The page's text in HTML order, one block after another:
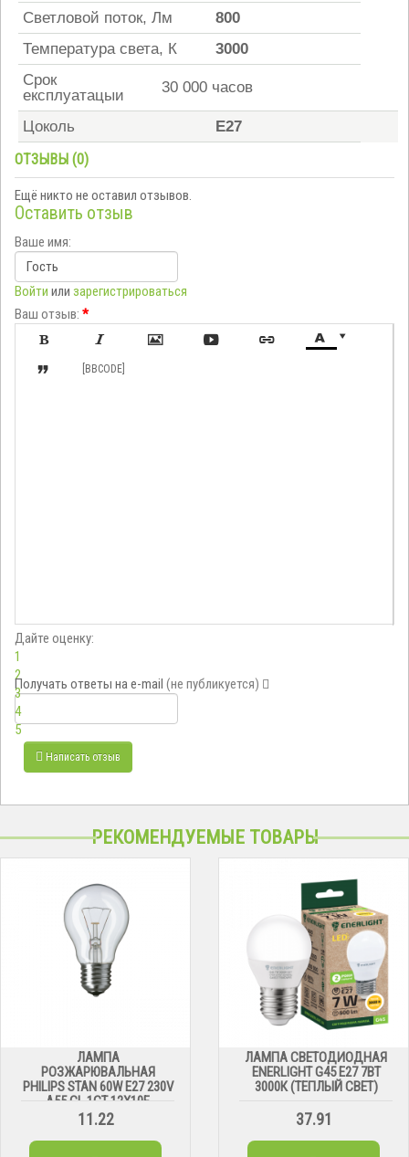
Светловой поток, Лм
800
Температура света, К
3000
Срок
експлуатацыи
30 000 часов
Цоколь
E27
ОТЗЫВЫ (0)
Ещё никто не оставил отзывов.
Оставить отзыв
Ваше имя:
Войти или зарегистрироваться
Ваш отзыв: *

     
 [BBCODE]
Дайте оценку:
1
2
3
4
5
Получать ответы на e-mail (не публикуется)
Написать отзыв
РЕКОМЕНДУЕМЫЕ ТОВАРЫ
ЛАМПА
РОЗЖАРЮВАЛЬНАЯ
PHILIPS STAN 60W E27 230V
A55 CL 1CT-12X10F
11.22
ЛАМПА СВЕТОДИОДНАЯ
ENERLIGHT G45 Е27 7ВТ
3000К (ТЕПЛЫЙ СВЕТ)
37.91